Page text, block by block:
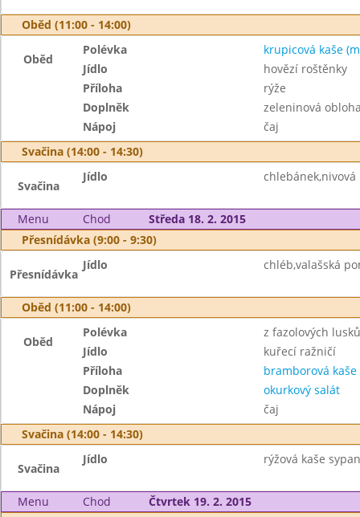
Oběd (11:00 - 14:00)
Oběd
Polévka
krupicová kaše
Jídlo
hovězí roštěnky
Příloha
rýže
Doplněk
zeleninová
Nápoj
čaj
Svačina (14:00 - 14:30)
Svačina
Jídlo
Menu Chod
Středa 18. 2. 2015
Přesnídávka (9:00 - 9:30)
Přesnídávka
Jídlo chléb,valašská
Oběd (11:00 - 14:00)
Oběd
Polévka
z fazolových
Jídlo
kuřecí ražničí
Příloha
bramborová kaše
Doplněk
okurkový salát
Nápoj
čaj
Svačina (14:00 - 14:30)
Svačina
Jídlo rýžová kaše
Menu Chod
Čtvrtek 19. 2. 2015